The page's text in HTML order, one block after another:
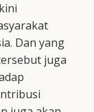
Dan yang
juga